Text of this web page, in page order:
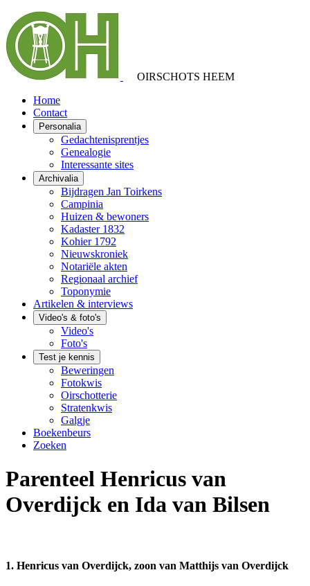
OIRSCHOTS HEEM
Home
Contact
Personalia
Gedachtenisprentjes
Genealogie
Interessante sites
Archivalia
Bijdragen Jan Toirkens
Campinia
Huizen & bewoners
Kadaster 1832
Kohier 1792
Nieuwskroniek
Notariële akten
Regionaal archief
Toponymie
Artikelen & interviews
Video's & foto's
Video's
Foto's
Test je kennis
Beweringen
Fotokwis
Oirschotterie
Stratenkwis
Galgje
Boekenbeurs
Zoeken
Parenteel Henricus van
Overdijck en Ida van Bilsen
1. Henricus van Overdijck, zoon van Matthijs van Overdijck